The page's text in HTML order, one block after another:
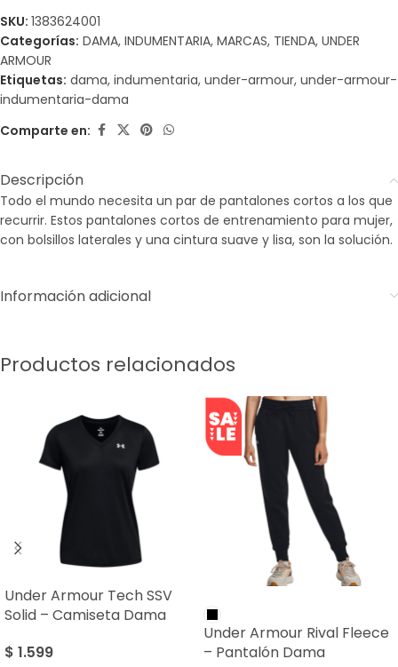
SKU: 1383624001
Categorías: DAMA, INDUMENTARIA, MARCAS, TIENDA, UNDER
ARMOUR
Etiquetas: dama, indumentaria, under-armour, under-armour-
indumentaria-dama
Comparte en:
Descripción
Todo el mundo necesita un par de pantalones cortos a los que
recurrir. Estos pantalones cortos de entrenamiento para mujer,
con bolsillos laterales y una cintura suave y lisa, son la solución.
Información adicional
Productos relacionados
Under Armour Tech SSV
Solid – Camiseta Dama
$ 1.599
Under Armour Rival Fleece
– Pantalón Dama